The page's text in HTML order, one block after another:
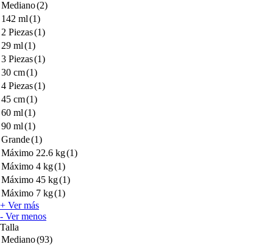
Mediano(2)
142 ml(1)
2 Piezas(1)
29 ml(1)
3 Piezas(1)
30 cm(1)
4 Piezas(1)
45 cm(1)
60 ml(1)
90 ml(1)
Grande(1)
Máximo 22.6 kg(1)
Máximo 4 kg(1)
Máximo 45 kg(1)
Máximo 7 kg(1)
+ Ver más
- Ver menos
Talla
Mediano(93)